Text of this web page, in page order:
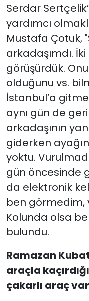
Serdar
yardımcı
Mustafa Çotuk,
arkadaşımdı.
görüşürdük.
olduğunu vs.
İstanbul’a
aynı gün de geri
arkadaşının
giderken
yoktu.
gün öncesinde
da elektronik
ben görmedim,
Kolunda olsa
bulundu.
Ramazan
araçla
çakarlı araç